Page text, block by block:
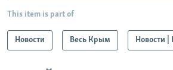
This item is part of
Новости Весь Крым Новости